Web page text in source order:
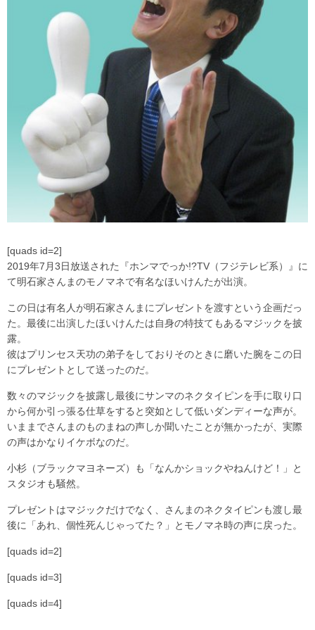
[quads id=2]
2019年7月3日放送された『ホンマでっか!?TV（フジテレビ系）』に
て明石家さんまのモノマネで有名なほいけんたが出演。
この日は有名人が明石家さんまにプレゼントを渡すという企画だっ
た。最後に出演したほいけんたは自身の特技てもあるマジックを披
露。
彼はプリンセス天功の弟子をしておりそのときに磨いた腕をこの日
にプレゼントとして送ったのだ。
数々のマジックを披露し最後にサンマのネクタイピンを手に取り口
から何か引っ張る仕草をすると突如として低いダンディーな声が。
いままでさんまのものまねの声しか聞いたことが無かったが、実際
の声はかなりイケボなのだ。
小杉（ブラックマヨネーズ）も「なんかショックやねんけど！」と
スタジオも騒然。
プレゼントはマジックだけでなく、さんまのネクタイピンも渡し最
後に「あれ、個性死んじゃってた？」とモノマネ時の声に戻った。
[quads id=2]
[quads id=3]
[quads id=4]